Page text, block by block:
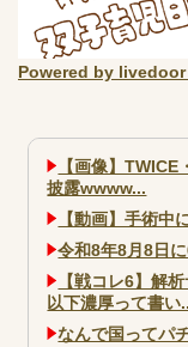
Powered by livedoor
【画像】
披露wwww...
【動画】手術中
令和8年8月8日
【戦コレ6】解
以下濃厚って書い
なんで国ってパ